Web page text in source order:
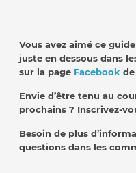
Vous avez aimé ce
juste en dessous dans
sur la page Facebook
Envie d’être tenu au
prochains ? Inscrivez-
Besoin de plus
questions dans les